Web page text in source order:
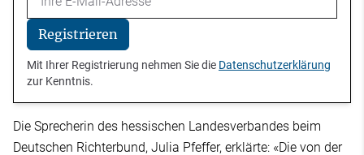
Registrieren
Mit Ihrer Registrierung nehmen Sie die Datenschutzerklärung
zur Kenntnis.
Die Sprecherin des hessischen Landesverbandes beim
Deutschen Richterbund, Julia Pfeffer, erklärte: «Die von der